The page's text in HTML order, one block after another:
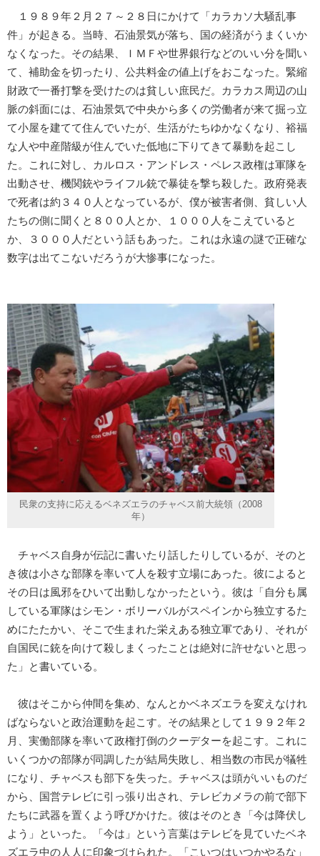
１９８９年２月２７～２８日にかけて「カラカソ大騒乱事
件」が起きる。当時、石油景気が落ち、国の経済がうまくいか
なくなった。その結果、ＩＭＦや世界銀行などのいい分を聞い
て、補助金を切ったり、公共料金の値上げをおこなった。緊縮
財政で一番打撃を受けたのは貧しい庶民だ。カラカス周辺の山
脈の斜面には、石油景気で中央から多くの労働者が来て掘っ立
て小屋を建てて住んでいたが、生活がたちゆかなくなり、裕福
な人や中産階級が住んでいた低地に下りてきて暴動を起こし
た。これに対し、カルロス・アンドレス・ペレス政権は軍隊を
出動させ、機関銃やライフル銃で暴徒を撃ち殺した。政府発表
で死者は約３４０人となっているが、僕が被害者側、貧しい人
たちの側に聞くと８００人とか、１０００人をこえていると
か、３０００人だという話もあった。これは永遠の謎で正確な
数字は出てこないだろうが大惨事になった。
民衆の支持に応えるベネズエラのチャベス前大統領（2008
年）
チャベス自身が伝記に書いたり話したりしているが、そのと
き彼は小さな部隊を率いて人を殺す立場にあった。彼によると
その日は風邪をひいて出動しなかったという。彼は「自分も属
している軍隊はシモン・ボリーバルがスペインから独立するた
めにたたかい、そこで生まれた栄えある独立軍であり、それが
自国民に銃を向けて殺しまくったことは絶対に許せないと思っ
た」と書いている。
彼はそこから仲間を集め、なんとかベネズエラを変えなけれ
ばならないと政治運動を起こす。その結果として１９９２年２
月、実働部隊を率いて政権打倒のクーデターを起こす。これに
いくつかの部隊が同調したが結局失敗し、相当数の市民が犠牲
になり、チャベスも部下を失った。チャベスは頭がいいものだ
から、国営テレビに引っ張り出され、テレビカメラの前で部下
たちに武器を置くよう呼びかけた。彼はそのとき「今は降伏し
よう」といった。「今は」という言葉はテレビを見ていたベネ
ズエラ中の人人に印象づけられた。「こいつはいつかやるな」